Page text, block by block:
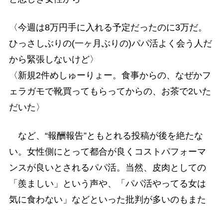
〈今週は8万円手に入れる予定だったのに3万だ。
ひっさしぶりの(一ヶ月ぶりの)パパ活よく会う人だ
から緊張しないけど〉
〈新規2件めしゅーりょー。食事からの、なぜかフ
ェラガモで靴買ってもらってからの、お茶で2いた
だいた〉
など、“報酬報告”ともとれる投稿が後を絶たな
い。女性側にとって都合が良くコストパフォーマ
ンスが良いとされるパパ活。当然、皮肉としての
「羨ましい」という声や、「パパ活やってる女は
気に食わない」などといった批判が多いのもまた